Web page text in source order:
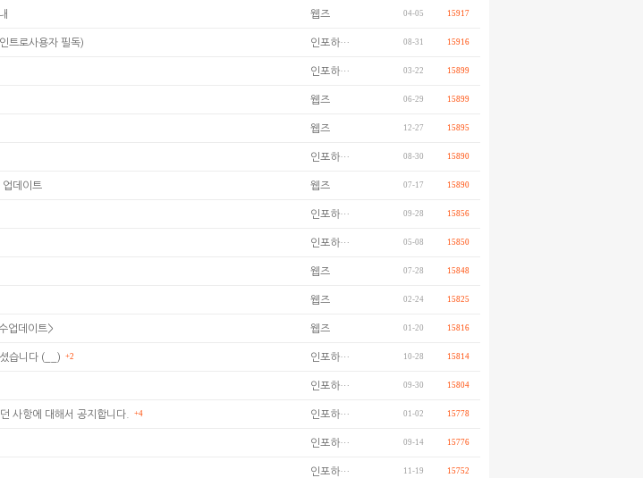
웹즈 04-05 15917
트로사용자 필독) 인포하… 08-31 15916
인포하… 03-22 15899
웹즈 06-29 15899
웹즈 12-27 15895
인포하… 08-30 15890
업데이트 웹즈 07-17 15890
인포하… 09-28 15856
인포하… 05-08 15850
웹즈 07-28 15848
웹즈 02-24 15825
업데이트> 웹즈 01-20 15816
습니다 (__) +2 인포하… 10-28 15814
인포하… 09-30 15804
사항에 대해서 공지합니다. +4 인포하… 01-02 15778
인포하… 09-14 15776
인포하… 11-19 15752